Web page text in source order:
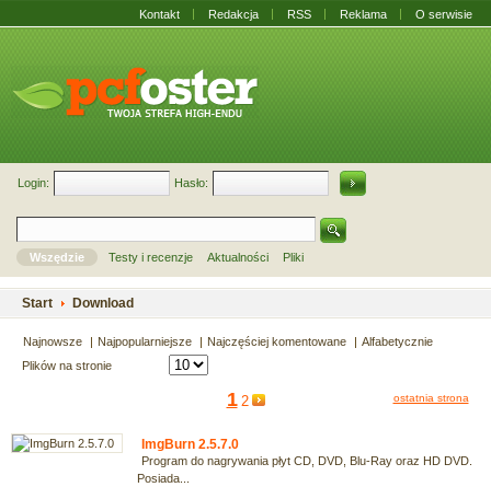
Kontakt Redakcja RSS Reklama O serwisie
Login: Hasło:
Wszędzie Testy i recenzje Aktualności Pliki
Start Download
Najnowsze Najpopularniejsze Najczęściej komentowane
Alfabetycznie
Plików na stronie
1 2 ostatnia strona
ImgBurn 2.5.7.0
Program do nagrywania płyt CD, DVD, Blu-Ray oraz HD DVD.
Posiada...